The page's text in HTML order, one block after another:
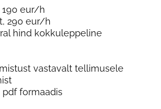
190 eur/h
290 eur/h
hind kokkuleppeline
vastavalt tellimusele
formaadis